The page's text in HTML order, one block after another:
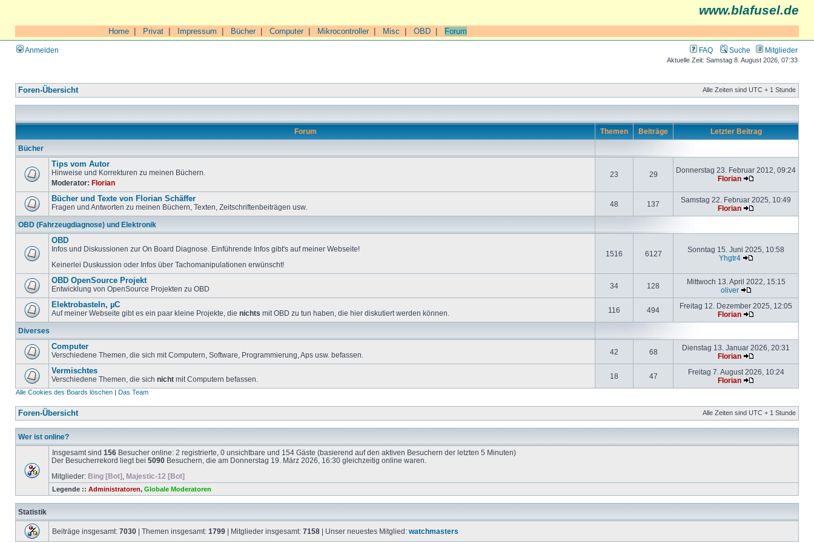
www.blafusel.de
Home Privat Impressum Bücher| Computer| Mikrocontroller| Misc OBD Forum
Anmelden FAQ Suche Mitglieder
Aktuelle Zeit: Samstag 8. August 2026, 07:33
Foren-Übersicht Alle Zeiten sind UTC + 1 Stunde
Forum Themen Beiträge Letzter Beitrag
Bücher
Tips vom Autor
Hinweise und Korrekturen zu meinen Büchern.
Moderator: Florian
23 29
Donnerstag 23. Februar 2012, 09:24
Florian
Bücher und Texte von Florian Schäffer
Fragen und Antworten zu meinen Büchern, Texten, Zeitschriftenbeiträgen usw. 48 137
Samstag 22. Februar 2025, 10:49
Florian
OBD (Fahrzeugdiagnose) und Elektronik
OBD
Infos und Diskussionen zur On Board Diagnose. Einführende Infos gibt's auf meiner Webseite!
Keinerlei Duskussion oder Infos über Tachomanipulationen erwünscht!
1516 6127
Sonntag 15. Juni 2025, 10:58
Yhgtr4
OBD OpenSource Projekt
Entwicklung von OpenSource Projekten zu OBD 34 128
Mittwoch 13. April 2022, 15:15
oliver
Elektrobasteln, µC
Auf meiner Webseite gibt es ein paar kleine Projekte, die nichts mit OBD zu tun haben, die hier diskutiert werden können. 116 494
Freitag 12. Dezember 2025, 12:05
Florian
Diverses
Computer
Verschiedene Themen, die sich mit Computern, Software, Programmierung, Aps usw. befassen. 42 68
Dienstag 13. Januar 2026, 20:31
Florian
Vermischtes
Verschiedene Themen, die sich nicht mit Computern befassen. 18 47
Freitag 7. August 2026, 10:24
Florian
Alle Cookies des Boards löschen | Das Team
Foren-Übersicht Alle Zeiten sind UTC + 1 Stunde
Wer ist online?
Insgesamt sind 156 Besucher online: 2 registrierte, 0 unsichtbare und 154 Gäste (basierend auf den aktiven Besuchern der letzten 5 Minuten)
Der Besucherrekord liegt bei 5090 Besuchern, die am Donnerstag 19. März 2026, 16:30 gleichzeitig online waren.
Mitglieder: Bing [Bot] Majestic-12 [Bot]
Legende :: Administratoren, Globale Moderatoren
Statistik
Beiträge insgesamt: 7030 | Themen insgesamt: 1799 | Mitglieder insgesamt: 7158 | Unser neuestes Mitglied: watchmasters